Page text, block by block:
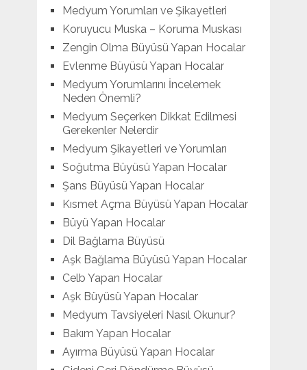
Medyum Yorumları ve Şikayetleri
Koruyucu Muska – Koruma Muskası
Zengin Olma Büyüsü Yapan Hocalar
Evlenme Büyüsü Yapan Hocalar
Medyum Yorumlarını İncelemek
Neden Önemli?
Medyum Seçerken Dikkat Edilmesi
Gerekenler Nelerdir
Medyum Şikayetleri ve Yorumları
Soğutma Büyüsü Yapan Hocalar
Şans Büyüsü Yapan Hocalar
Kısmet Açma Büyüsü Yapan Hocalar
Büyü Yapan Hocalar
Dil Bağlama Büyüsü
Aşk Bağlama Büyüsü Yapan Hocalar
Celb Yapan Hocalar
Aşk Büyüsü Yapan Hocalar
Medyum Tavsiyeleri Nasıl Okunur?
Bakım Yapan Hocalar
Ayırma Büyüsü Yapan Hocalar